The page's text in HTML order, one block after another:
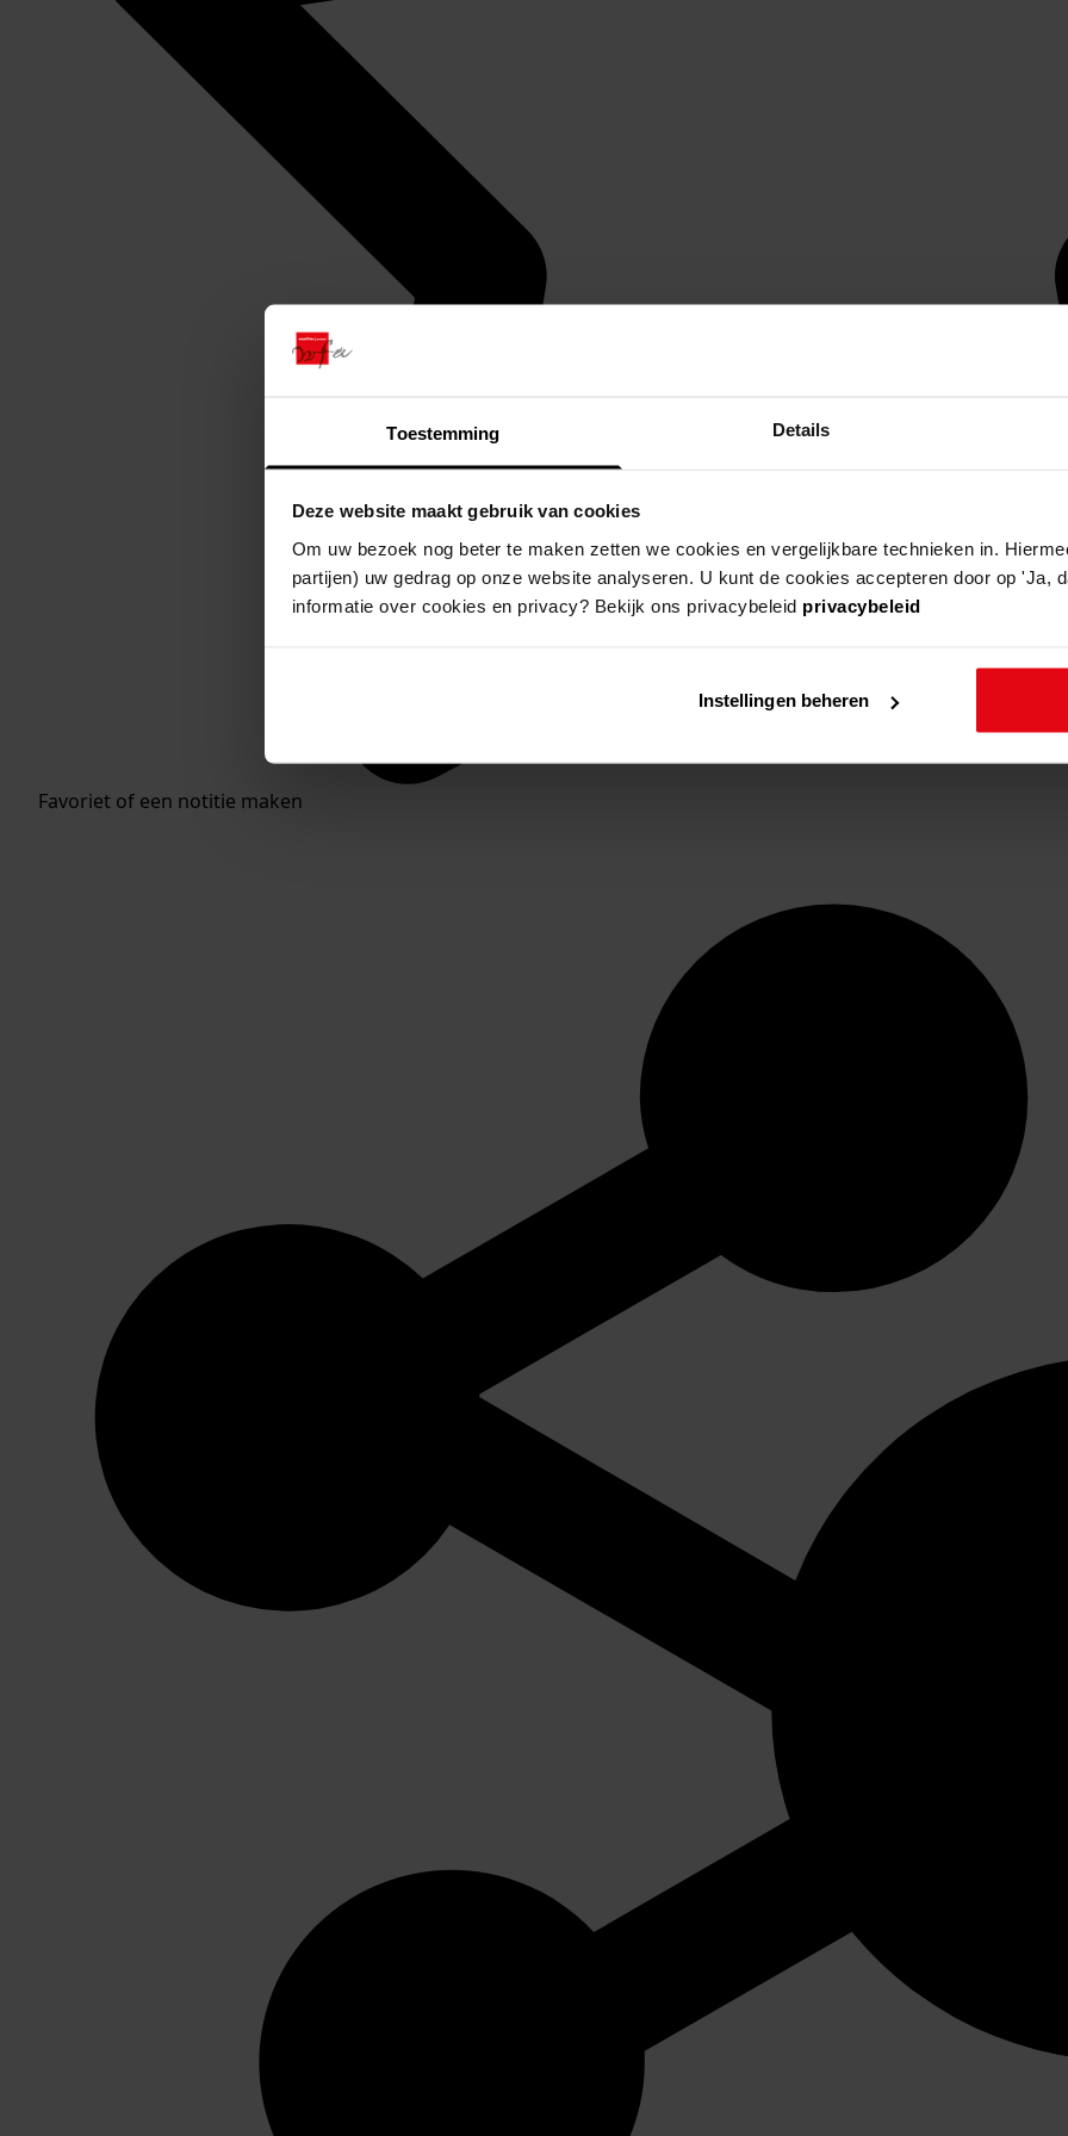
Toestemming Details
Deze website maakt gebruik van cookies
Om uw bezoek nog beter te maken zetten we cookies en vergelijkbare technieken in.
partijen) uw gedrag op onze website analyseren. U kunt de cookies accepteren door op 'Ja,
informatie over cookies en privacy? Bekijk ons privacybeleid privacybeleid
Instellingen beheren
Favoriet of een notitie maken